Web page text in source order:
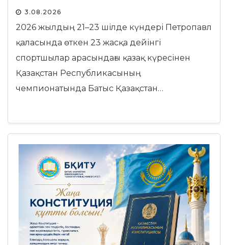
3.08.2026
2026 жылдың 21–23 шілде күндері Петропавл
қаласында өткен 23 жасқа дейінгі
спортшылар арасындағы қазақ күресінен
Қазақстан Республикасының
чемпионатында Батыс Қазақстан…